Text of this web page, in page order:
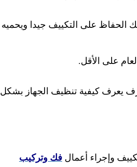
على التكييف جيدا ويحميه
على الأقل.
يعرف كيفية تنظيف الجهاز بشكل
وإجراء أعمال فك وتركيب